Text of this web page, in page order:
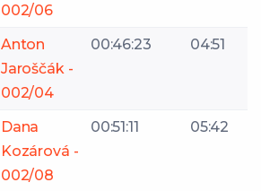
002/06
Anton
Jaroščák -
002/04
00:46:23 04:51
Dana
Kozárová -
002/08
00:51:11 05:42